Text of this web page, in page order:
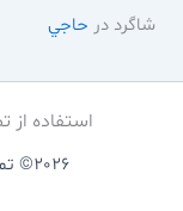
شاگرد در حاجي
استفاده
2026© تمام حقوق برای خِتام محفوظ است.